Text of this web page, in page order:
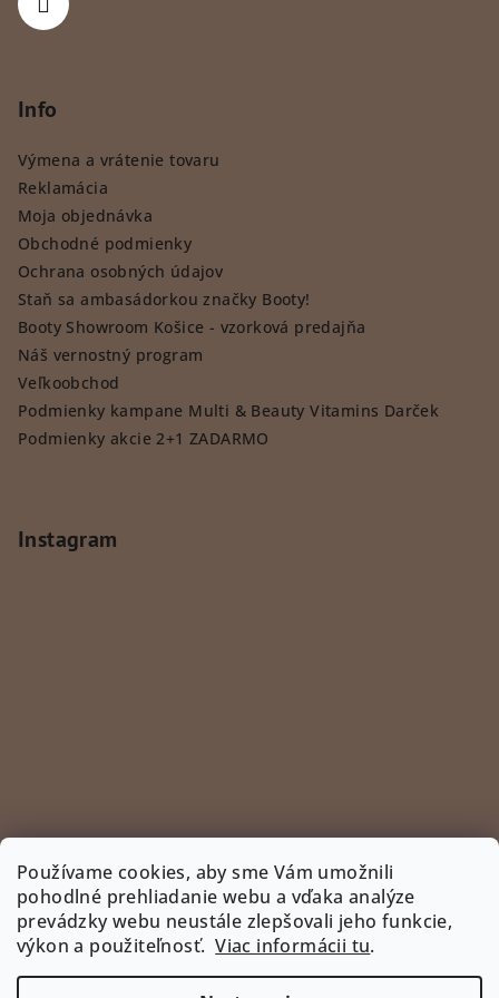
Používame cookies, aby sme Vám umožnili
pohodlné prehliadanie webu a vďaka analýze
prevádzky webu neustále zlepšovali jeho funkcie,
výkon a použiteľnosť.Viac informácii tu.
Info
Výmena a vrátenie tovaru
Reklamácia
Moja objednávka
Obchodné podmienky
Ochrana osobných údajov
Staň sa ambasádorkou značky Booty!
Booty Showroom Košice - vzorková predajňa
Náš vernostný program
Veľkoobchod
Podmienky kampane Multi & Beauty Vitamins Darček
Podmienky akcie 2+1 ZADARMO
Instagram
Sledovať na Instagrame
INSTAGRAM